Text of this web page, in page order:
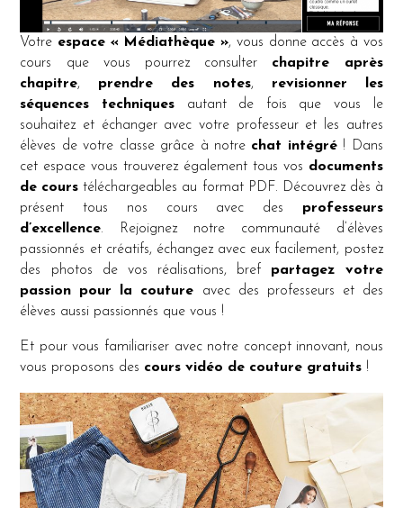
Votre espace « Médiathèque », vous donne accès à vos
cours que vous pourrez consulter chapitre après
chapitre, prendre des notes, revisionner les
séquences techniques autant de fois que vous le
souhaitez et échanger avec votre professeur et les autres
élèves de votre classe grâce à notre chat intégré! Dans
cet espace vous trouverez également tous vos documents
de cours téléchargeables au format PDF. Découvrez dès à
présent tous nos cours avec des professeurs
d’excellence. Rejoignez notre communauté d’élèves
passionnés et créatifs, échangez avec eux facilement, postez
des photos de vos réalisations, bref partagez votre
passion pour la couture avec des professeurs et des
élèves aussi passionnés que vous !
Et pour vous familiariser avec notre concept innovant, nous
vous proposons des cours vidéo de couture gratuits !